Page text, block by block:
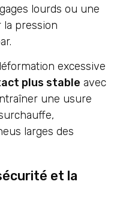
lourds ou une
pression
excessive
plus stable avec
une usure
larges des
et la